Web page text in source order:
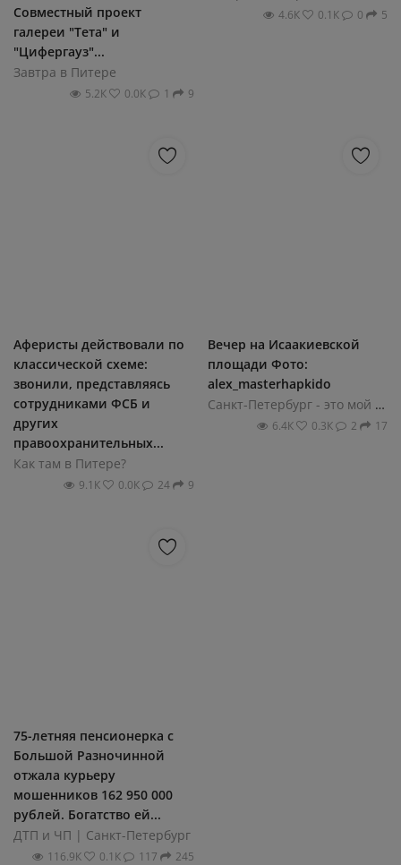
Совместный проект
галереи "Тета" и
"Цифергауз"...
Завтра в Питере
5.2К 0.0К 1 9
4.6К 0.1К 0 5
Аферисты действовали по
классической схеме:
звонили, представляясь
сотрудниками ФСБ и
других
правоохранительных...
Как там в Питере?
9.1К 0.0К 24 9
Вечер на Исаакиевской
площади Фото:
alex_masterhapkido
Санкт-Петербург - это мой город!
6.4К 0.3К 2 17
75-летняя пенсионерка с
Большой Разночинной
отжала курьеру
мошенников 162 950 000
рублей. Богатство ей...
ДТП и ЧП | Санкт-Петербург
116.9К 0.1К 117 245